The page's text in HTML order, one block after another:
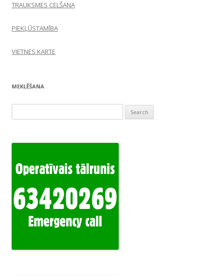
TRAUKSMES CELŠANA
PIEKĻŪSTAMĪBA
VIETNES KARTE
MEKLĒŠANA
for: